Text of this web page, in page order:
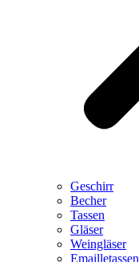
Geschirr
Becher
Tassen
Gläser
Weingläser
Emailletassen